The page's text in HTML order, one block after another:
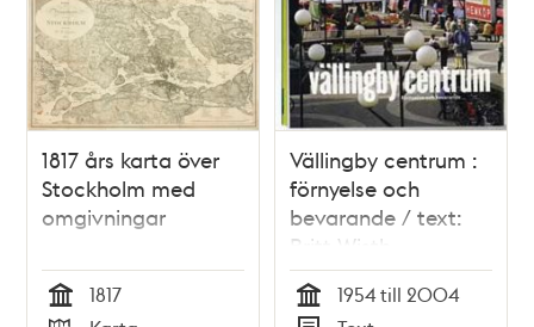
1817 års karta över
Stockholm med
omgivningar
Tid
1817
Vällingby centrum :
förnyelse och
bevarande / text:
Britt Wisth
Tid
1954 till 2004